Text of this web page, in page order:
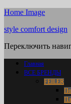
Home Image
style comfort design
Переключить
Главная
ВСЕ БРЕНДЫ
FEILER